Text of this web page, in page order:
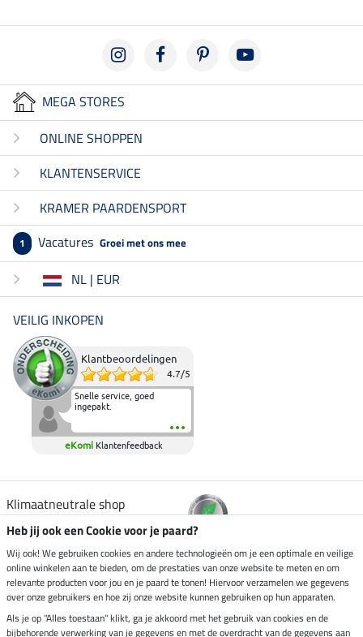
MEGA STORES
ONLINE SHOPPEN
KLANTENSERVICE
KRAMER PAARDENSPORT
1 Vacatures Groei met ons mee
NL | EUR
VEILIG INKOPEN
Klantbeoordelingen
4.7/5
Snelle service, goed
ingepakt.
eKomi Klantenfeedback
Klimaatneutrale shop
Verzending per
Veilig betalen met
Heb jij ook een Cookie voor je paard?
Wij ook! We gebruiken cookies en andere technologieën om je een optimale en veilige
online winkelen aan te bieden, om de prestaties van onze website te meten en om
relevante producten voor jou en je paard te tonen! Hiervoor verzamelen we gegevens
over onze gebruikers en hoe zij onze website kunnen gebruiken op hun apparaten.
Als je op "Alles toestaan" klikt, ga je akkoord met het gebruik van cookies en de
bijbehorende verwerking van je gegevens en met de overdracht van de gegevens aan